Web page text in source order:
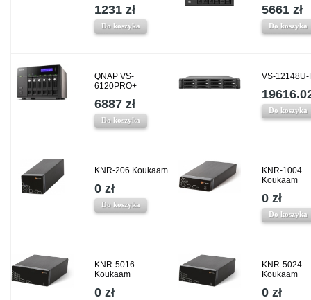
1231 zł
Do koszyka
5661 zł
Do koszyka
QNAP VS-
6120PRO+
6887 zł
Do koszyka
VS-12148U-
Do koszyka
KNR-206 Koukaam
0 zł
Do koszyka
KNR-1004
Koukaam
0 zł
Do koszyka
KNR-5016
Koukaam
0 zł
KNR-5024
Koukaam
0 zł